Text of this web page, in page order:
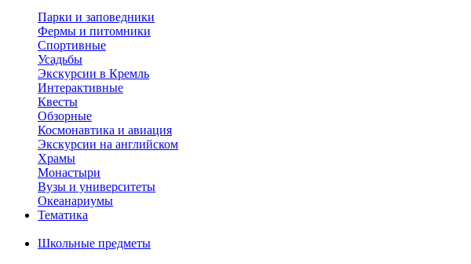
Парки и заповедники
Фермы и питомники
Спортивные
Усадьбы
Экскурсии в Кремль
Интерактивные
Квесты
Обзорные
Космонавтика и авиация
Экскурсии на английском
Храмы
Монастыри
Вузы и университеты
Океанариумы
Тематика
Школьные предметы